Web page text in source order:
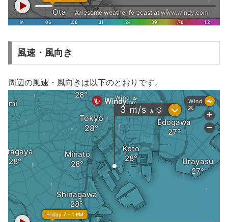
風速・風向き
周辺の風速・風向きは以下のとおりです。